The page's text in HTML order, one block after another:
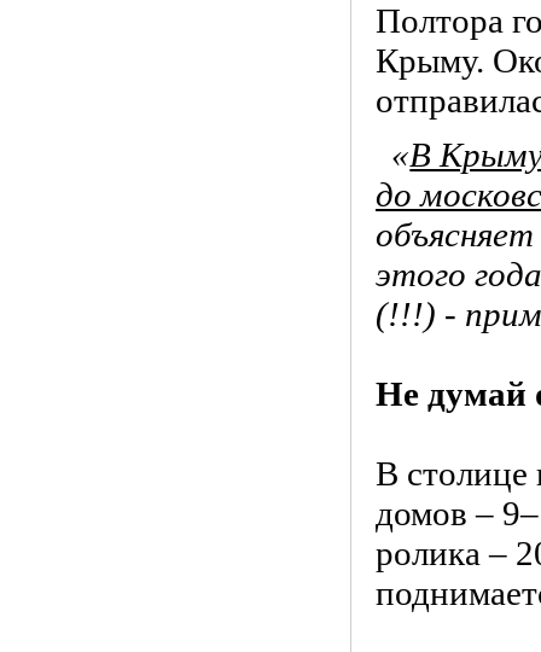
Полтора
Крыму.
«В Крыму
до
этого
(!!!) -
Не думай
В столице
домов –
ролика –